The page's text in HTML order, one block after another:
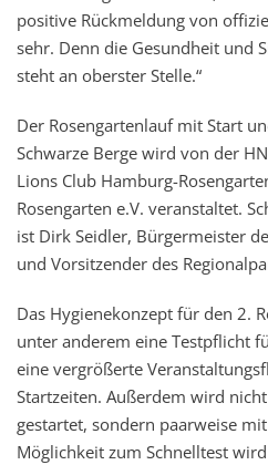
positive Rückmeldung von
sehr. Denn die Gesundheit und
steht an oberster Stelle.“
Der Rosengartenlauf mit Start
Schwarze Berge wird von der
Lions Club Hamburg-
Rosengarten e.V. veranstaltet.
ist Dirk Seidler, Bürgermeister
und Vorsitzender des
Das Hygienekonzept für den 2.
unter anderem eine Testpflicht
eine vergrößerte
Startzeiten. Außerdem wird
gestartet, sondern paarweise
Möglichkeit zum Schnelltest